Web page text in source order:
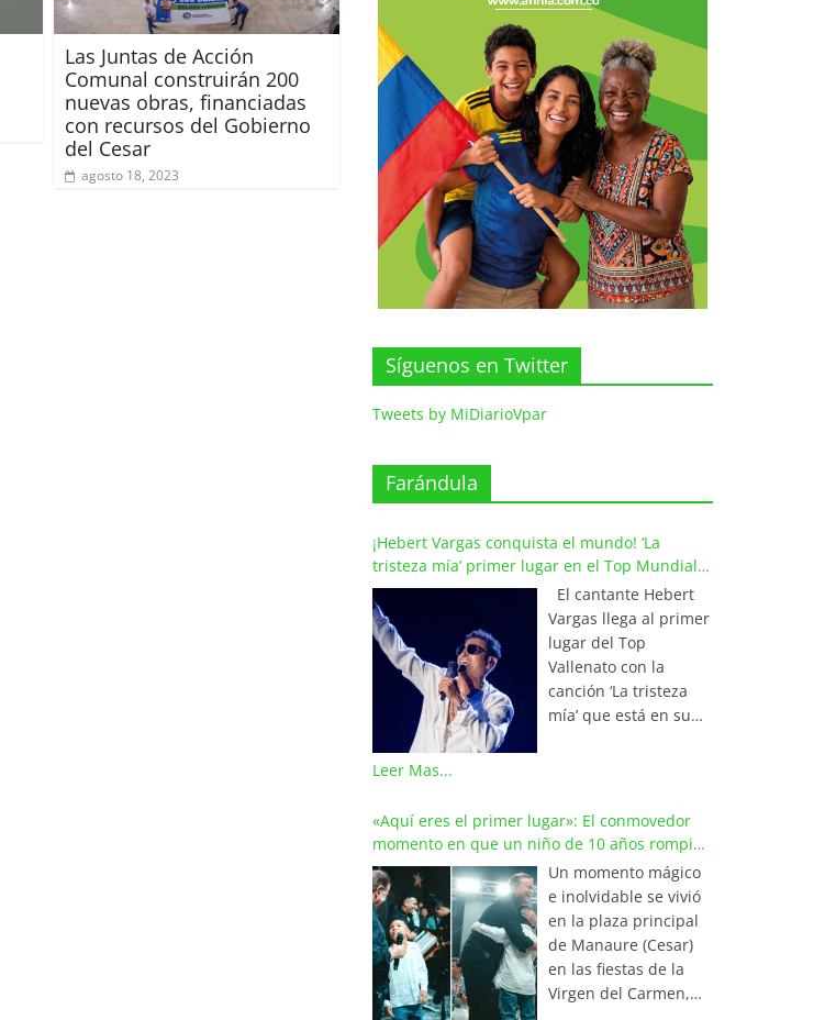
Las Juntas de Acción
Comunal construirán 200
nuevas obras, financiadas
con recursos del Gobierno
del Cesar
agosto 18, 2023
Síguenos en Twitter
Tweets by MiDiarioVpar
Farándula
¡Hebert Vargas conquista el mundo! ‘La
tristeza mía’ primer lugar en el Top Mundial
del Vallenato
El cantante Hebert
Vargas llega al primer
lugar del Top
Vallenato con la
canción ‘La tristeza
mía’ que está en su
de los listados
musicales en
Colombia y países de
América y Europa.
Esta emotiva
composición del
maestro Wilfran
Castillo se posicionó
en el primer lugar de
Leer Mas...
«Aquí eres el primer lugar»: El conmovedor
momento en que un niño de 10 años rompió
en llanto al cantar con Iván Villazón
Un momento mágico
e inolvidable se vivió
en la plaza principal
de Manaure (Cesar)
en las fiestas de la
Virgen del Carmen,